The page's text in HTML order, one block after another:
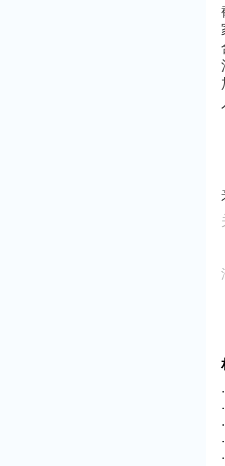
·
·
·
·
·